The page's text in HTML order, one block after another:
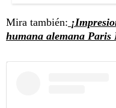
Mira también:
humana alemana Paris